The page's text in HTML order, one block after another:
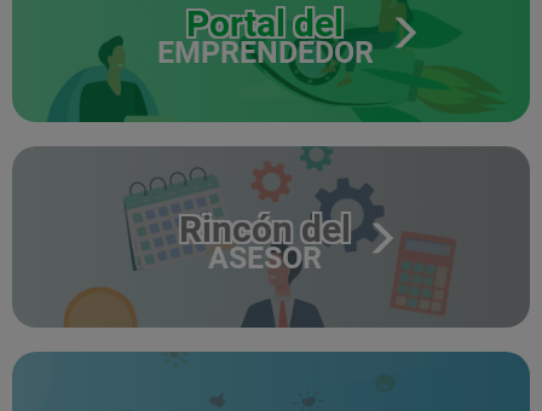
Portal del
EMPRENDEDOR
Rincón del
ASESOR